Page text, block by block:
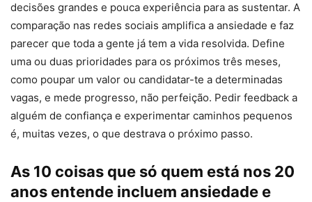
decisões grandes e pouca experiência para as sustentar. A
comparação nas redes sociais amplifica a ansiedade e faz
parecer que toda a gente já tem a vida resolvida. Define
uma ou duas prioridades para os próximos três meses,
como poupar um valor ou candidatar-te a determinadas
vagas, e mede progresso, não perfeição. Pedir feedback a
alguém de confiança e experimentar caminhos pequenos
é, muitas vezes, o que destrava o próximo passo.
As 10 coisas que só quem está nos 20
anos entende incluem ansiedade e